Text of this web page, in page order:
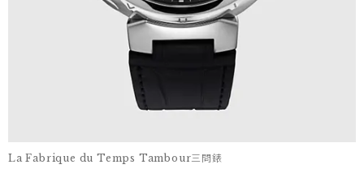
La Fabrique du Temps Tambour三問錶